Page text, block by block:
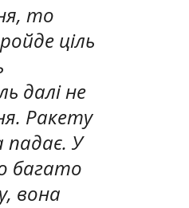
то
ціль
далі не
Ракету
У
багато
вона